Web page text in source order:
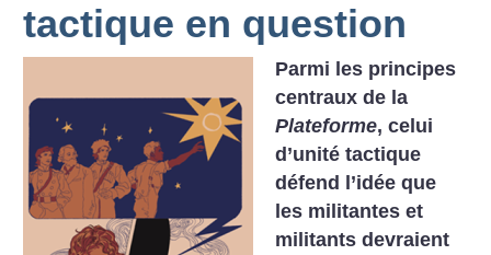
tactique en question
Parmi les principes
centraux de la
Plateforme, celui
d’unité tactique
défend l’idée que
les militantes et
militants devraient